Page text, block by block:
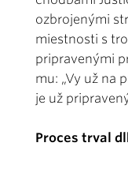
ozbrojenými
miestnosti s
pripravenými
mu: „Vy už na
je už
Proces trval